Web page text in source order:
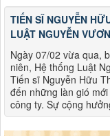
TIẾN SĨ NGUYỄN
LUẬT NGUYỄN
Ngày 07/02 vừa qua,
niên, Hệ thống Luật
Tiến sĩ Nguyễn Hữu
đến những làn gió
công ty. Sự cộng